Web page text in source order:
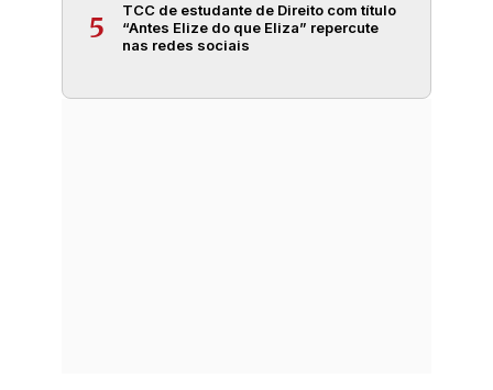
5
TCC de estudante de Direito com título
“Antes Elize do que Eliza” repercute
nas redes sociais